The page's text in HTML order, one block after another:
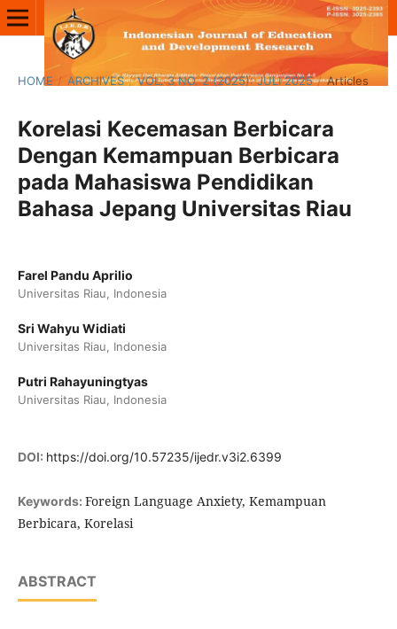
HOME / ARCHIVES / VOL. 3 NO. 2 (2025): JULI 2025 / Articles
Korelasi Kecemasan Berbicara
Dengan Kemampuan Berbicara
pada Mahasiswa Pendidikan
Bahasa Jepang Universitas Riau
Farel Pandu Aprilio
Universitas Riau, Indonesia
Sri Wahyu Widiati
Universitas Riau, Indonesia
Putri Rahayuningtyas
Universitas Riau, Indonesia
DOI: https://doi.org/10.57235/ijedr.v3i2.6399
Keywords: Foreign Language Anxiety, Kemampuan
Berbicara, Korelasi
ABSTRACT